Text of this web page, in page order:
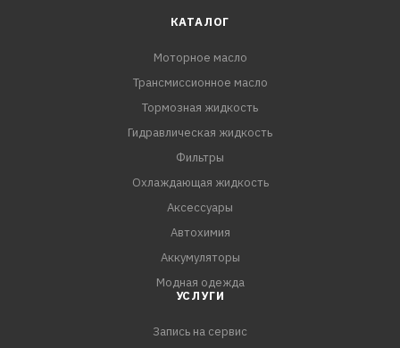
КАТАЛОГ
Моторное масло
Трансмиссионное масло
Тормозная жидкость
Гидравлическая жидкость
Фильтры
Охлаждающая жидкость
Аксессуары
Автохимия
Аккумуляторы
Модная одежда
УСЛУГИ
Запись на сервис